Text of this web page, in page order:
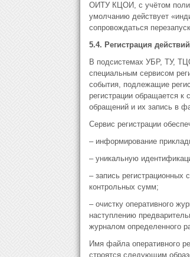
ОИТУ КЦОИ, с учётом
умолчанию действует
сопровождаться
5.4. Регистрация
В подсистемах УБР, ТУ,
специальным сервисом
события, подлежащие
регистрации обращается
обращений и их запись в
Сервис регистрации
– информирование
– уникальную
– запись
контрольных сумм;
– очистку оперативного
наступлению
журналом определенного
Имя файла оперативного
строятся следующим